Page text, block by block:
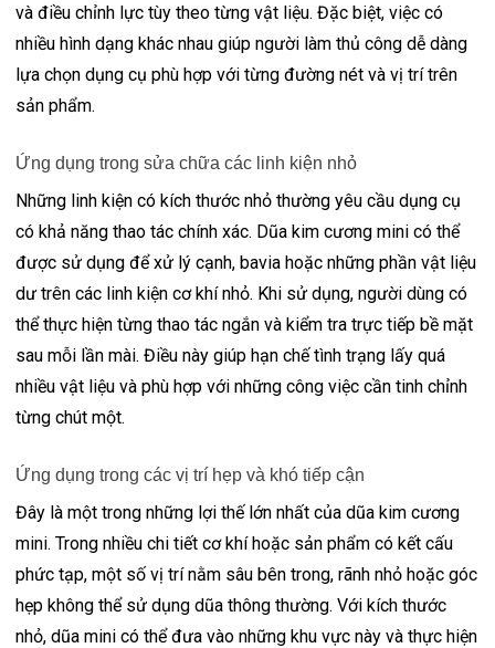
và điều chỉnh lực tùy theo từng vật liệu. Đặc biệt, việc có
nhiều hình dạng khác nhau giúp người làm thủ công dễ dàng
lựa chọn dụng cụ phù hợp với từng đường nét và vị trí trên
sản phẩm.
Ứng dụng trong sửa chữa các linh kiện nhỏ
Những linh kiện có kích thước nhỏ thường yêu cầu dụng cụ
có khả năng thao tác chính xác. Dũa kim cương mini có thể
được sử dụng để xử lý cạnh, bavia hoặc những phần vật liệu
dư trên các linh kiện cơ khí nhỏ. Khi sử dụng, người dùng có
thể thực hiện từng thao tác ngắn và kiểm tra trực tiếp bề mặt
sau mỗi lần mài. Điều này giúp hạn chế tình trạng lấy quá
nhiều vật liệu và phù hợp với những công việc cần tinh chỉnh
từng chút một.
Ứng dụng trong các vị trí hẹp và khó tiếp cận
Đây là một trong những lợi thế lớn nhất của dũa kim cương
mini. Trong nhiều chi tiết cơ khí hoặc sản phẩm có kết cấu
phức tạp, một số vị trí nằm sâu bên trong, rãnh nhỏ hoặc góc
hẹp không thể sử dụng dũa thông thường. Với kích thước
nhỏ, dũa mini có thể đưa vào những khu vực này và thực hiện